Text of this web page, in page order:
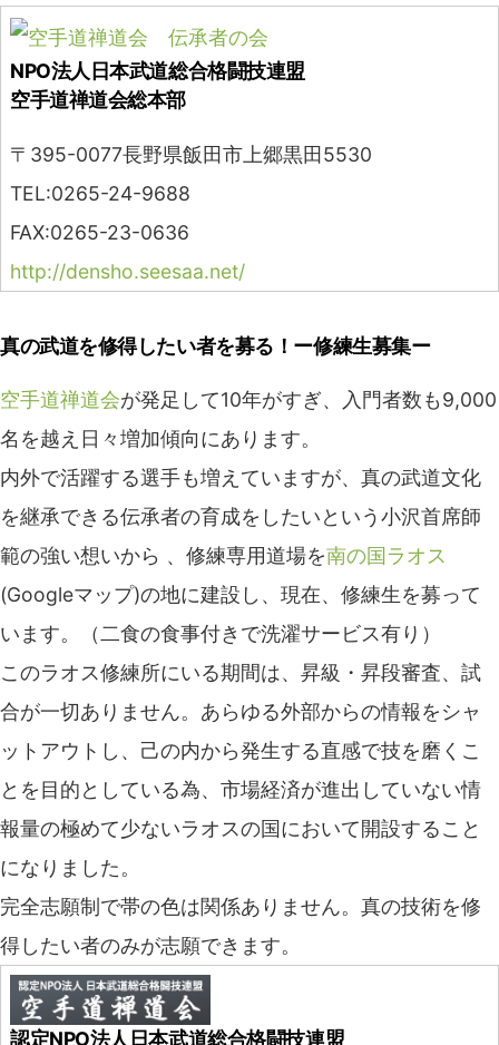
NPO法人日本武道総合格闘技連盟
空手道禅道会総本部
〒395-0077長野県飯田市上郷黒田5530
TEL:0265-24-9688
FAX:0265-23-0636
http://densho.seesaa.net/
真の武道を修得したい者を募る！ー修練生募集ー
空手道禅道会が発足して10年がすぎ、入門者数も9,000
名を越え日々増加傾向にあります。
内外で活躍する選手も増えていますが、真の武道文化
を継承できる伝承者の育成をしたいという小沢首席師
範の強い想いから 、修練専用道場を南の国ラオス
(Googleマップ)の地に建設し、現在、修練生を募って
います。（二食の食事付きで洗濯サービス有り）
このラオス修練所にいる期間は、昇級・昇段審査、試
合が一切ありません。あらゆる外部からの情報をシャ
ットアウトし、己の内から発生する直感で技を磨くこ
とを目的としている為、市場経済が進出していない情
報量の極めて少ないラオスの国において開設すること
になりました。
完全志願制で帯の色は関係ありません。真の技術を修
得したい者のみが志願できます。
認定NPO法人日本武道総合格闘技連盟